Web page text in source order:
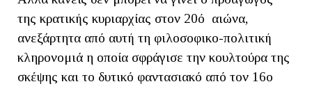
της κρατικής κυριαρχίας στον 20ό αιώνα,
ανεξάρτητα από αυτή τη φιλοσοφικο-πολιτική
κληρονομιά η οποία σφράγισε την κουλτούρα της
σκέψης και το δυτικό φαντασιακό από τον 16ο